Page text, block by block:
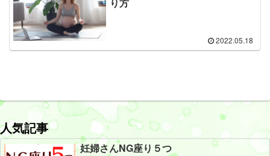
り方
2022.05.18
人気記事
妊婦さんNG座り５つ